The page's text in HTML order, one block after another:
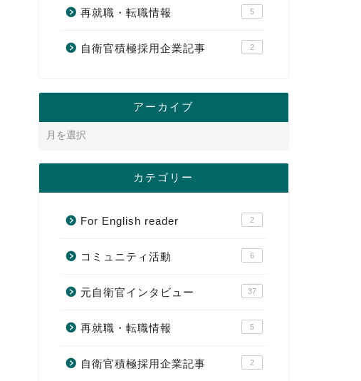
再就職・転職情報 5
自衛官積極採用企業記事 2
アーカイブ
カテゴリー
For English reader 2
コミュニティ活動 6
元自衛官インタビュー 37
再就職・転職情報 5
自衛官積極採用企業記事 2